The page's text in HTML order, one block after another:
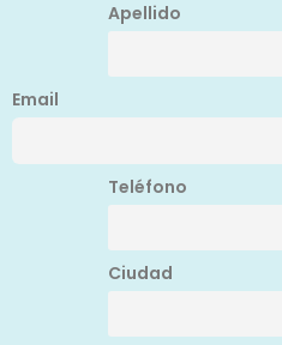
Apellido
Email
Teléfono
Ciudad